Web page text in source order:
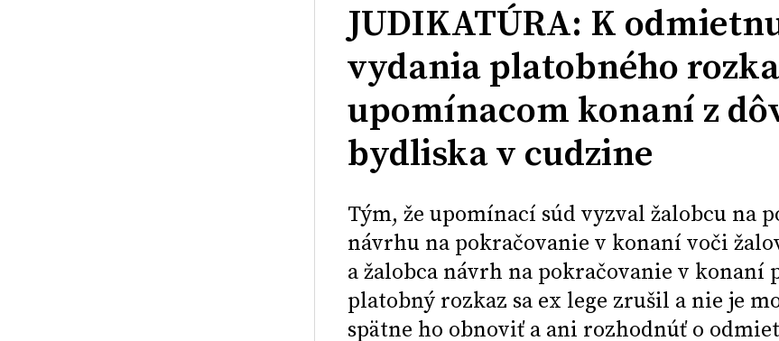
JUDIKATÚRA: K
vydania platobného
upomínacom konaní z
bydliska v cudzine
Tým, že upomínací súd vyzval žalobcu na
návrhu na pokračovanie v konaní voči
a žalobca návrh na pokračovanie v konaní
platobný rozkaz sa ex lege zrušil a nie je
spätne ho obnoviť a ani rozhodnúť o